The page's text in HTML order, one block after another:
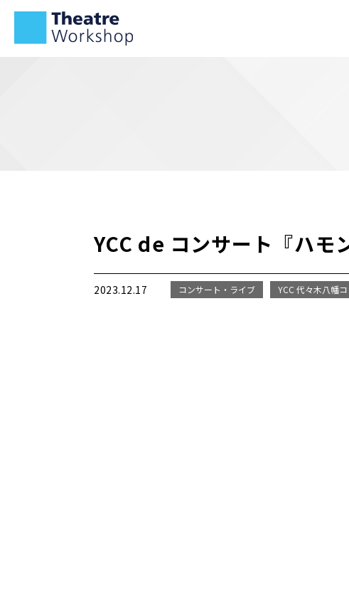
YCC de コンサート『ハモ
2023.12.17 コンサート・ライブ YCC 代々木八幡